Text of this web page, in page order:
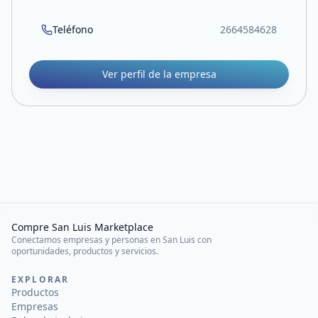
Teléfono 2664584628
Ver perfil de la empresa
Compre San Luis Marketplace
Conectamos empresas y personas en San Luis con
oportunidades, productos y servicios.
EXPLORAR
Productos
Empresas